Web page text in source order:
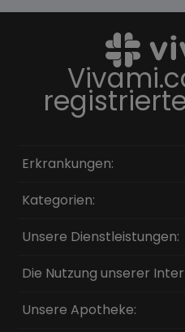
Erkrankungen:
Kategorien:
Unsere Dienstleistungen:
Die Nutzung unserer
Unsere Apotheke: